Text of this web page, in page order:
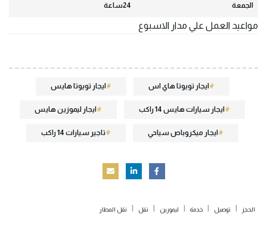
الجمعة 24ساعة
مواعيد العمل علي مدار الاسبوع
ايجار تويوتا هاي اس ايجار تويوتا هايس
ايجار سيارات هايس 14 راكب ايجار ليموزين هايس
ايجار ميكروباص سياحي تاجير سيارات 14 راكب
الحجز | توصيل | خدمة | ليموزين | نقل | نقل المطار